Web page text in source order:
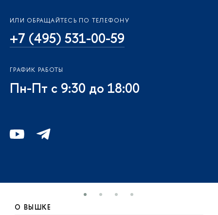
ИЛИ ОБРАЩАЙТЕСЬ ПО ТЕЛЕФОНУ
+7 (495) 531-00-59
ГРАФИК РАБОТЫ
Пн-Пт с 9:30 до 18:00
О ВЫШКЕ